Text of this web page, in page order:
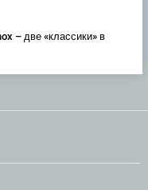
– две «классики» в